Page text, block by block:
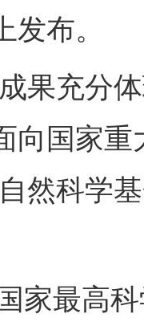
布。
充分体
向国家
然科学
最高科